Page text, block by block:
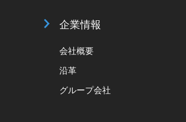
企業情報
会社概要
沿革
グループ会社